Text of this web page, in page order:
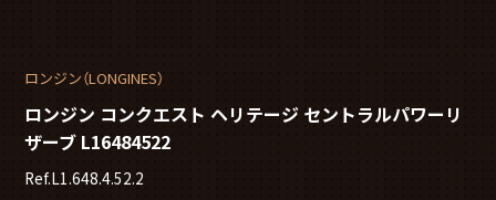
ロンジン（LONGINES）
ロンジン コンクエスト ヘリテージ セントラルパワーリ
ザーブ L16484522
Ref.L1.648.4.52.2